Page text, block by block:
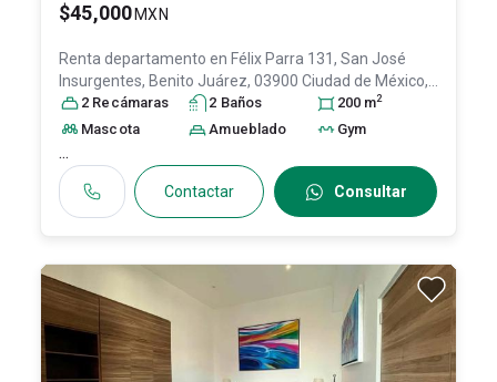
$45,000 MXN
Renta departamento en Félix Parra 131, San José
Insurgentes, Benito Juárez, 03900 Ciudad de México,
CDMX #131, Col. San José Insurgentes,Benito
Juárez, DF / CDMX , México, C.P. 03900, ID:31415666
2 Recámaras 2 Baños 200 m2
Mascota Amueblado Gym
...
Contactar Consultar